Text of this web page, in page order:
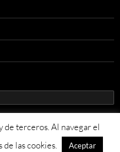
de terceros. Al navegar el
de las cookies.
Aceptar